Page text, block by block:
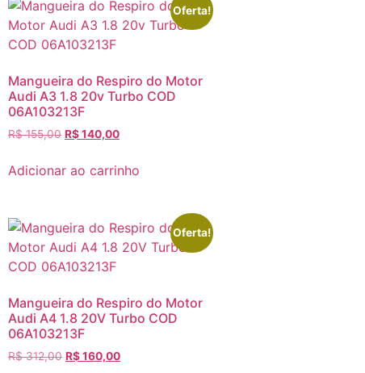
Oferta!
Mangueira do Respiro do Motor
Audi A3 1.8 20v Turbo COD
06A103213F
R$155,00 R$140,00
Adicionar ao carrinho
Oferta!
Mangueira do Respiro do Motor
Audi A4 1.8 20V Turbo COD
06A103213F
R$312,00 R$160,00